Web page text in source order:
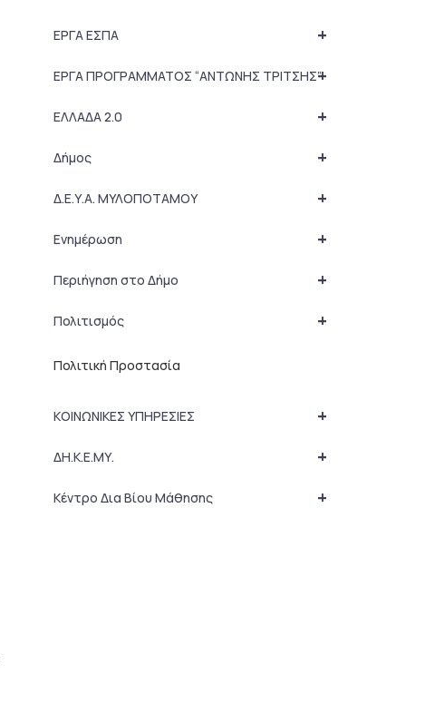
+
ΕΡΓΑ ΕΣΠΑ
+
ΕΡΓΑ ΠΡΟΓΡΑΜΜΑΤΟΣ “ΑΝΤΩΝΗΣ ΤΡΙΤΣΗΣ”
+
ΕΛΛΑΔΑ 2.0
+
Δήμος
+
Δ.Ε.Υ.Α. ΜΥΛΟΠΟΤΑΜΟΥ
+
Ενημέρωση
+
Περιήγηση στο Δήμο
+
Πολιτισμός
Πολιτική Προστασία
+
ΚΟΙΝΩΝΙΚΕΣ ΥΠΗΡΕΣΙΕΣ
+
ΔΗ.Κ.Ε.ΜΥ.
+
Κέντρο Δια Βίου Μάθησης